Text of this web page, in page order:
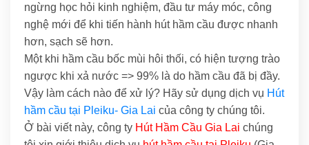
ngừng học hỏi kinh nghiệm, đầu tư máy móc, công
nghệ mới để khi tiến hành hút hầm cầu được nhanh
hơn, sạch sẽ hơn.
Một khi hầm cầu bốc mùi hôi thối, có hiện tượng trào
ngược khi xả nước => 99% là do hầm cầu đã bị đầy.
Vậy làm cách nào để xử lý? Hãy sử dụng dịch vụ Hút
hầm cầu tại Pleiku- Gia Lai của công ty chúng tôi.
Ở bài viết này, công ty Hút Hầm Cầu Gia Lai chúng